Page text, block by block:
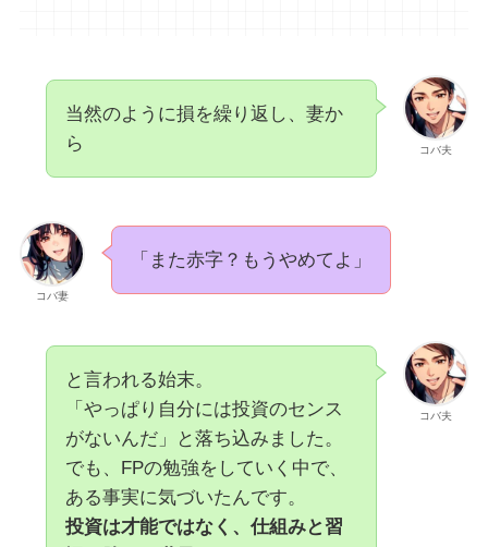
コバ夫
当然のように損を繰り返し、妻か
ら
コバ妻
「また赤字？もうやめてよ」
コバ夫
と言われる始末。
「やっぱり自分には投資のセンス
がないんだ」と落ち込みました。
でも、FPの勉強をしていく中で、
ある事実に気づいたんです。
投資は才能ではなく、仕組みと習